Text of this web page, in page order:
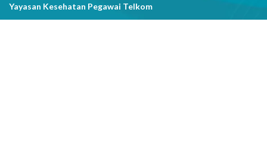
Yayasan Kesehatan Pegawai Telkom